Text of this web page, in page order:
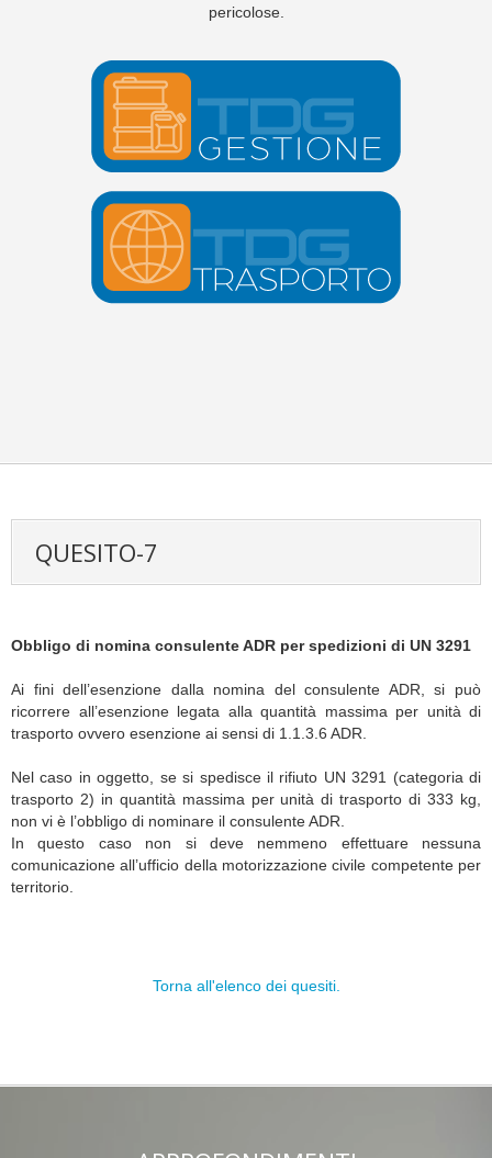
pericolose.
QUESITO-7
Obbligo di nomina consulente ADR per spedizioni di UN 3291
Ai fini dell’esenzione dalla nomina del consulente ADR, si può
ricorrere all’esenzione legata alla quantità massima per unità di
trasporto ovvero esenzione ai sensi di 1.1.3.6 ADR.
Nel caso in oggetto, se si spedisce il rifiuto UN 3291 (categoria di
trasporto 2) in quantità massima per unità di trasporto di 333 kg,
non vi è l’obbligo di nominare il consulente ADR.
In questo caso non si deve nemmeno effettuare nessuna
comunicazione all’ufficio della motorizzazione civile competente per
territorio.
Torna all'elenco dei quesiti.